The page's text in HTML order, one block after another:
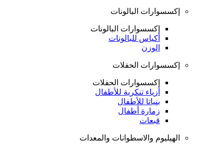
إكسسوارات البالونات
إكسسوارات البالونات
أكياس للبالونات
الوزن
إكسسوارات الحفلات
إكسسوارات الحفلات
أزياء تنكرية للأطفال
بنياتا للأطفال
زمارة أطفال
قبعات
الهيليوم والاسطوانات والمعدات